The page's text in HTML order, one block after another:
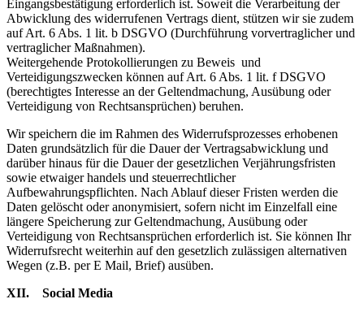
Eingangsbestätigung erforderlich ist. Soweit die Verarbeitung der
Abwicklung des widerrufenen Vertrags dient, stützen wir sie zudem
auf Art. 6 Abs. 1 lit. b DSGVO (Durchführung vorvertraglicher und
vertraglicher Maßnahmen).
Weitergehende Protokollierungen zu Beweis und
Verteidigungszwecken können auf Art. 6 Abs. 1 lit. f DSGVO
(berechtigtes Interesse an der Geltendmachung, Ausübung oder
Verteidigung von Rechtsansprüchen) beruhen.
Wir speichern die im Rahmen des Widerrufsprozesses erhobenen
Daten grundsätzlich für die Dauer der Vertragsabwicklung und
darüber hinaus für die Dauer der gesetzlichen Verjährungsfristen
sowie etwaiger handels und steuerrechtlicher
Aufbewahrungspflichten. Nach Ablauf dieser Fristen werden die
Daten gelöscht oder anonymisiert, sofern nicht im Einzelfall eine
längere Speicherung zur Geltendmachung, Ausübung oder
Verteidigung von Rechtsansprüchen erforderlich ist. Sie können Ihr
Widerrufsrecht weiterhin auf den gesetzlich zulässigen alternativen
Wegen (z.B. per E Mail, Brief) ausüben.
XII. Social Media